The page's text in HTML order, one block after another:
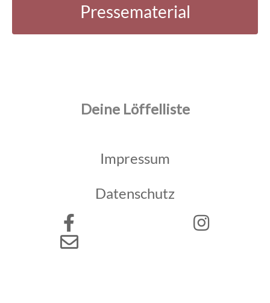
Pressematerial
Deine Löffelliste
Impressum
Datenschutz